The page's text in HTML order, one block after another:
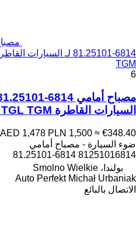
TGM
6
السيارات القاطرة MAN TGX TGS TG3 TGL TGM
AED 1,478 PLN 1,500 ≈ €348.40
ضوء السيارة - مصباح أمامي
81251016814 81.25101-6814
بولندا، Smolno Wielkie
Auto Perfekt Michał Urbaniak
الاتصال بالبائع